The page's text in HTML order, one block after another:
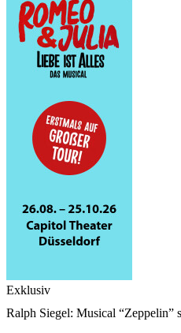
Exklusiv
Ralph Siegel: Musical “Zeppelin”